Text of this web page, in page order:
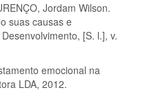
Jordam Wilson.
suas causas e
[S. l.], v.
emocional na
LDA, 2012.